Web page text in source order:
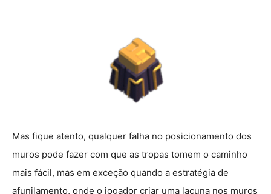
Mas fique atento, qualquer falha no posicionamento dos
muros pode fazer com que as tropas tomem o caminho
mais fácil, mas em exceção quando a estratégia de
afunilamento, onde o jogador criar uma lacuna nos muros